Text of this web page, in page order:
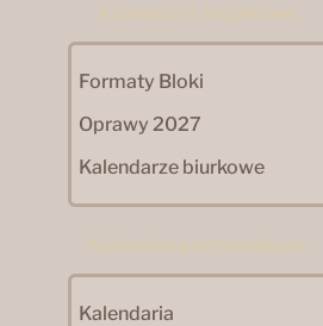
Formaty Bloki
Oprawy 2027
Kalendarze biurkowe
Kalendaria